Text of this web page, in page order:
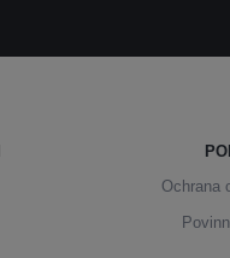
Ochrana